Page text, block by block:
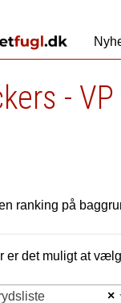
-
ranking på
er det muligt at
×